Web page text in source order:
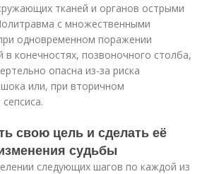
тканей и органов острыми
с множественными
одновременном поражении
в конечностях, позвоночного столба,
опасна из-за риска
или, при вторичном
свою цель и сделать её
судьбы
следующих шагов по каждой из